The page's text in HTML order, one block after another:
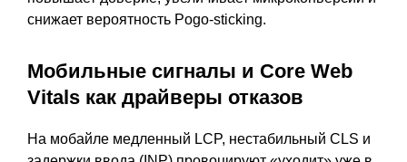
снижает вероятность Pogo-sticking.
Мобильные сигналы и Core Web
Vitals как драйверы отказов
На мобайле медленный LCP, нестабильный CLS и